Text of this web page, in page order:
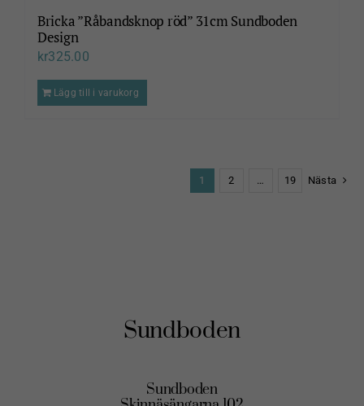
Bricka ”Råbandsknop röd” 31cm Sundboden
Design
kr325.00
Lägg till i varukorg
1 2 … 19 Nästa
Sundboden
Sundboden